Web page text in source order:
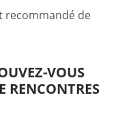
recommandé de
VOUS
RENCONTRES